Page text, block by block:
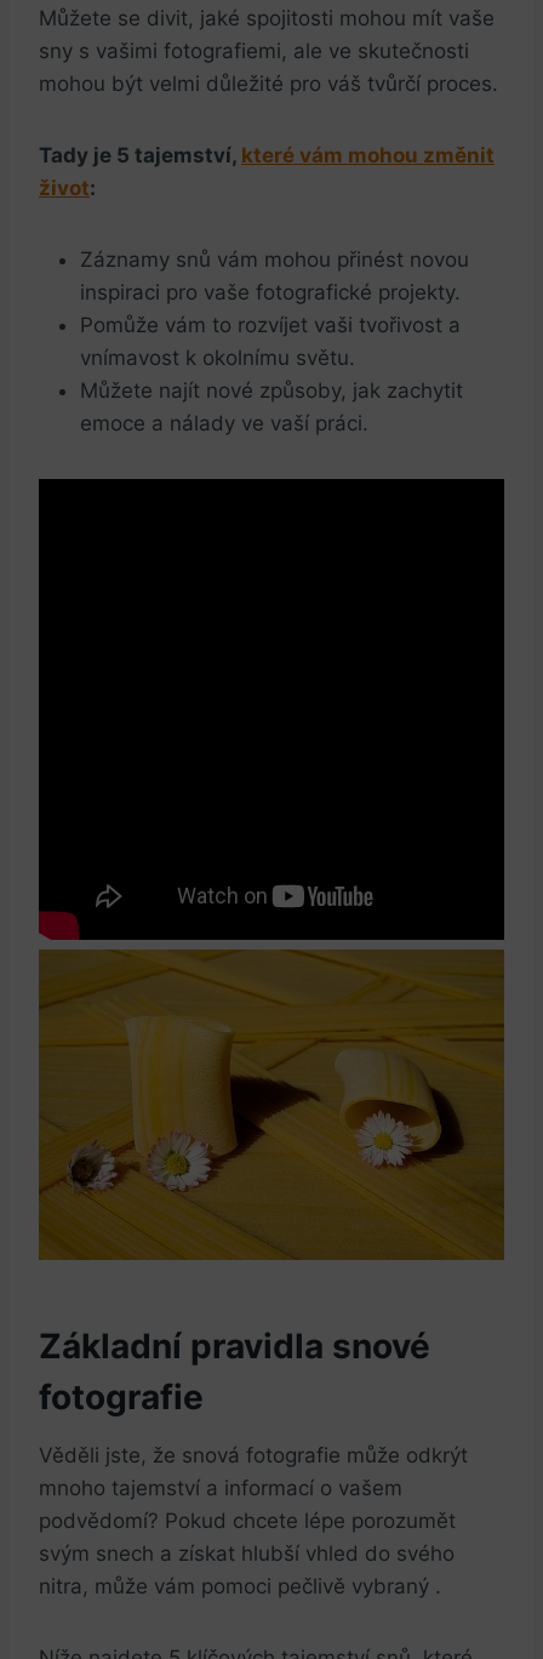
Můžete se divit, jaké spojitosti mohou mít vaše
sny s vašimi fotografiemi, ale ve skutečnosti
mohou být velmi důležité pro váš tvůrčí proces.
Tady je 5 tajemství, které vám mohou změnit
život:
Záznamy snů vám mohou přinést novou
inspiraci pro vaše fotografické projekty.
Pomůže vám to rozvíjet vaši tvořivost a
vnímavost k okolnímu světu.
Můžete najít nové způsoby, jak zachytit
emoce a nálady ve vaší práci.
Základní pravidla snové
fotografie
Věděli jste, že snová fotografie může odkrýt
mnoho tajemství a informací o vašem
podvědomí? Pokud chcete lépe porozumět
svým snech a získat hlubší vhled do svého
nitra, může vám pomoci pečlivě vybraný .